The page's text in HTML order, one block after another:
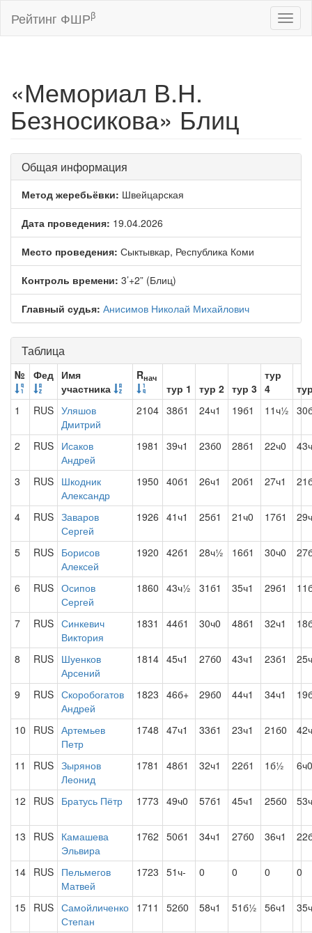
Рейтинг ФШРβ
«Мемориал В.Н.
Безносикова» Блиц
Общая информация
Метод жеребьёвки: Швейцарская
Дата проведения: 19.04.2026
Место проведения: Сыктывкар, Республика Коми
Контроль времени: 3’+2” (Блиц)
Главный судья: Анисимов Николай Михайлович
Таблица
№ Фед Имя
участника
Rнач
тур 1 тур 2 тур 3
тур
4
1
RUS Уляшов
Дмитрий
2104 38б1 24ч1 19б1 11ч½
2 RUS Исаков
Андрей
1981 39ч1 23б0 28б1 22ч0
3 RUS Шкодник
Александр
1950 40б1 26ч1 20б1 27ч1
4 RUS Заваров
Сергей
1926 41ч1 25б1 21ч0 17б1
5 RUS Борисов
Алексей
1920 42б1 28ч½ 16б1 30ч0
6 RUS Осипов
Сергей
1860 43ч½ 31б1 35ч1 29б1
7 RUS Синкевич
Виктория
1831 44б1 30ч0 48б1 32ч1
8 RUS Шуенков
Арсений
1814 45ч1 27б0 43ч1 23б1
9 RUS Скоробогатов
Андрей
1823 46б+ 29б0 44ч1 34ч1
10 RUS Артемьев
Петр
1748 47ч1 33б1 23ч1 21б0
11 RUS Зырянов
Леонид
1781 48б1 32ч1 22б1 1б½ 6ч0
12 RUS Братусь Пётр 1773 49ч0 57б1 45ч1 25б0
13 RUS Камашева
Эльвира
1762 50б1 34ч1 27б0 36ч1
14 RUS Пельмегов
Матвей
1723 51ч- 0 0 0 0
15 RUS Самойличенко
Степан
1711 52б0 58ч1 51б½ 56ч1